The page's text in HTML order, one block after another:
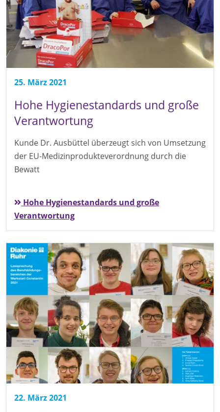
25. März 2021
Hohe Hygienestandards und große
Verantwortung
Kunde Dr. Ausbüttel überzeugt sich von Umsetzung
der EU-Medizinprodukteverordnung durch die
Bewatt
Hohe Hygienestandards und große
Verantwortung
22. März 2021